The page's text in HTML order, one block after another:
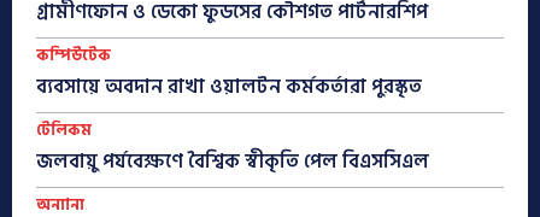
গ্রামীণফোন ও ডেকো ফুডসের কৌশগত পার্টনারশিপ
কম্পিউটেক
ব্যবসায়ে অবদান রাখা ওয়ালটন কর্মকর্তারা পুরস্কৃত
টেলিকম
জলবায়ু পর্যবেক্ষণে বৈশ্বিক স্বীকৃতি পেল বিএসসিএল
অন্যান্য